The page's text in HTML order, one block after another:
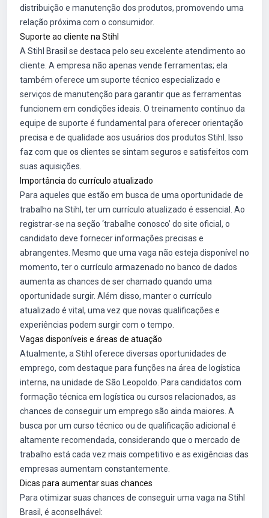
distribuição e manutenção dos produtos, promovendo uma
relação próxima com o consumidor.
Suporte ao cliente na Stihl
A Stihl Brasil se destaca pelo seu excelente atendimento ao
cliente. A empresa não apenas vende ferramentas; ela
também oferece um suporte técnico especializado e
serviços de manutenção para garantir que as ferramentas
funcionem em condições ideais. O treinamento contínuo da
equipe de suporte é fundamental para oferecer orientação
precisa e de qualidade aos usuários dos produtos Stihl. Isso
faz com que os clientes se sintam seguros e satisfeitos com
suas aquisições.
Importância do currículo atualizado
Para aqueles que estão em busca de uma oportunidade de
trabalho na Stihl, ter um currículo atualizado é essencial. Ao
registrar-se na seção ‘trabalhe conosco’ do site oficial, o
candidato deve fornecer informações precisas e
abrangentes. Mesmo que uma vaga não esteja disponível no
momento, ter o currículo armazenado no banco de dados
aumenta as chances de ser chamado quando uma
oportunidade surgir. Além disso, manter o currículo
atualizado é vital, uma vez que novas qualificações e
experiências podem surgir com o tempo.
Vagas disponíveis e áreas de atuação
Atualmente, a Stihl oferece diversas oportunidades de
emprego, com destaque para funções na área de logística
interna, na unidade de São Leopoldo. Para candidatos com
formação técnica em logística ou cursos relacionados, as
chances de conseguir um emprego são ainda maiores. A
busca por um curso técnico ou de qualificação adicional é
altamente recomendada, considerando que o mercado de
trabalho está cada vez mais competitivo e as exigências das
empresas aumentam constantemente.
Dicas para aumentar suas chances
Para otimizar suas chances de conseguir uma vaga na Stihl
Brasil, é aconselhável: